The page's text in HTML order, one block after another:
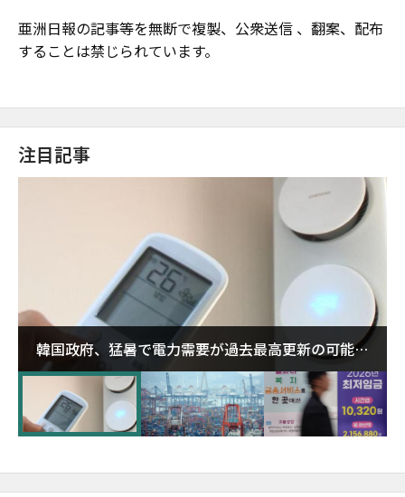
亜洲日報の記事等を無断で複製、公衆送信 、翻案、配布
することは禁じられています。
注目記事
韓国政府、猛暑で電力需要が過去最高更新の可能性
に需給対応体制を点検